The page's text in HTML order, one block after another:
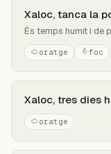
Xaloc, tanca la
És temps humit i de
oratge foc
Xaloc, tres dies
oratge